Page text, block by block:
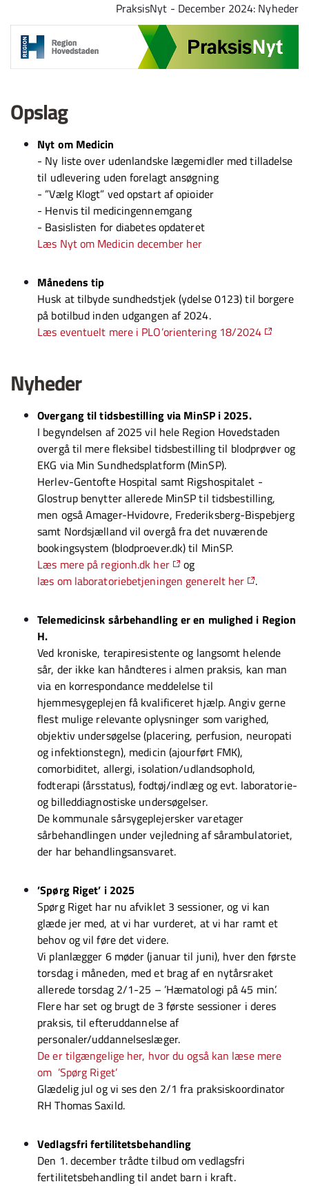
PraksisNyt - December 2024: Nyheder
Opslag
Nyt om Medicin
- Ny liste over udenlandske lægemidler med tilladelse
til udlevering uden forelagt ansøgning
- ”Vælg Klogt” ved opstart af opioider
- Henvis til medicingennemgang
- Basislisten for diabetes opdateret
Læs Nyt om Medicin december her
Månedens tip
Husk at tilbyde sundhedstjek (ydelse 0123) til borgere
på botilbud inden udgangen af 2024.
Læs eventuelt mere i PLO’orientering 18/2024
Nyheder
Overgang til tidsbestilling via MinSP i 2025.
I begyndelsen af 2025 vil hele Region Hovedstaden
overgå til mere fleksibel tidsbestilling til blodprøver og
EKG via Min Sundhedsplatform (MinSP).
Herlev-Gentofte Hospital samt Rigshospitalet -
Glostrup benytter allerede MinSP til tidsbestilling,
men også Amager-Hvidovre, Frederiksberg-Bispebjerg
samt Nordsjælland vil overgå fra det nuværende
bookingsystem (blodproever.dk) til MinSP.
Læs mere på regionh.dk her
og
læs om laboratoriebetjeningen generelt her
.
Telemedicinsk sårbehandling er en mulighed i Region
H.
Ved kroniske, terapiresistente og langsomt helende
sår, der ikke kan håndteres i almen praksis, kan man
via en korrespondance meddelelse til
hjemmesygeplejen få kvalificeret hjælp. Angiv gerne
flest mulige relevante oplysninger som varighed,
objektiv undersøgelse (placering, perfusion, neuropati
og infektionstegn), medicin (ajourført FMK),
comorbiditet, allergi, isolation/udlandsophold,
fodterapi (årsstatus), fodtøj/indlæg og evt. laboratorie-
og billeddiagnostiske undersøgelser.
De kommunale sårsygeplejersker varetager
sårbehandlingen under vejledning af sårambulatoriet,
der har behandlingsansvaret.
’Spørg Riget’ i 2025
Spørg Riget har nu afviklet 3 sessioner, og vi kan
glæde jer med, at vi har vurderet, at vi har ramt et
behov og vil føre det videre.
Vi planlægger 6 møder (januar til juni), hver den første
torsdag i måneden, med et brag af en nytårsraket
allerede torsdag 2/1-25 – ’Hæmatologi på 45 min’.
Flere har set og brugt de 3 første sessioner i deres
praksis, til efteruddannelse af
personaler/uddannelseslæger.
De er tilgængelige her, hvor du også kan læse mere
om ’Spørg Riget’
Glædelig jul og vi ses den 2/1 fra praksiskoordinator
RH Thomas Saxild.
Vedlagsfri fertilitetsbehandling
Den 1. december trådte tilbud om vedlagsfri
fertilitetsbehandling til andet barn i kraft.